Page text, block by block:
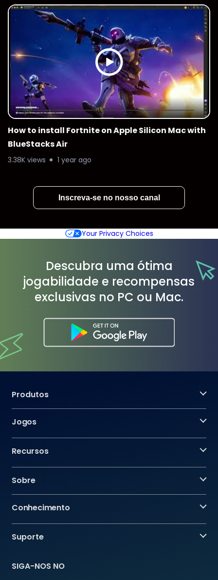
How to install Fortnite on Apple Silicon Mac with
BlueStacks Air
3.38K views 1 year ago
Inscreva-se no nosso canal
Your Privacy Choices
Descubra uma ótima
jogabilidade e recompensas
exclusivas no PC ou Mac.
Produtos
Jogos
Recursos
Sobre
Conhecimento
Suporte
SIGA-NOS NO